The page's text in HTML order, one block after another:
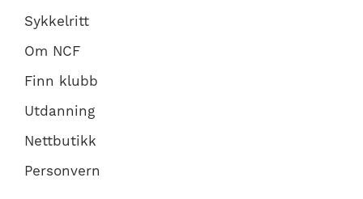
Sykkelritt
Om NCF
Finn klubb
Utdanning
Nettbutikk
Personvern